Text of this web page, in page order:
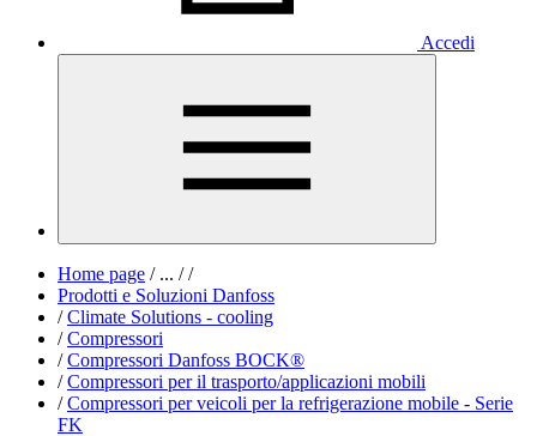
Accedi
Home page /... / /
Prodotti e Soluzioni Danfoss
/ Climate Solutions - cooling
/ Compressori
/ Compressori Danfoss BOCK®
/ Compressori per il trasporto/applicazioni mobili
/ Compressori per veicoli per la refrigerazione mobile - Serie
FK